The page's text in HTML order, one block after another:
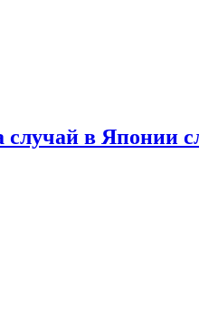
случай в Японии